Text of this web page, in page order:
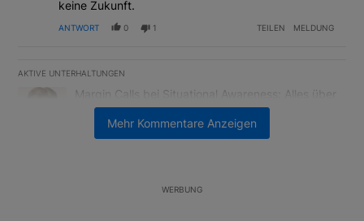
Mehr Kommentare Anzeigen
keine Zukunft.
ANTWORT 0 1 TEILEN MELDUNG
AKTIVE UNTERHALTUNGEN
Das Folgende ist eine Liste der am meisten kommentierten
Ein Trendartikel mit dem Titel "Margin Calls bei Situational
Margin Calls bei Situational Awareness: Alles über
den Retter-Deal
WERBUNG